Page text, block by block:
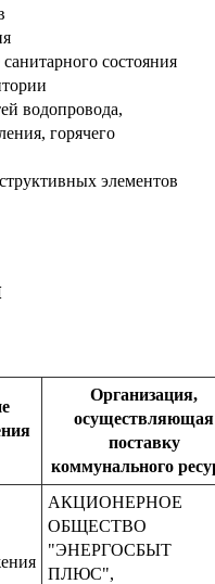
состояния
водопровода,
горячего
элементов
Организация,
осуществляющая
поставку
коммунального
АКЦИОНЕРНОЕ
ОБЩЕСТВО
"ЭНЕРГОСБЫТ
ПЛЮС",